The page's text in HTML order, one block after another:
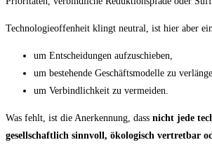
Technologieoffenheit klingt neutral, ist hier aber
um Entscheidungen aufzuschieben,
um bestehende Geschäftsmodelle zu
um Verbindlichkeit zu vermeiden.
Was fehlt, ist die Anerkennung, dass nicht jede
gesellschaftlich sinnvoll, ökologisch vertretbar